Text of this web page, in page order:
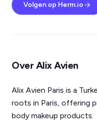
Volgen op Herm.io
Over Alix Avien
Alix Avien Paris is a
roots in Paris, offering
body makeup products.